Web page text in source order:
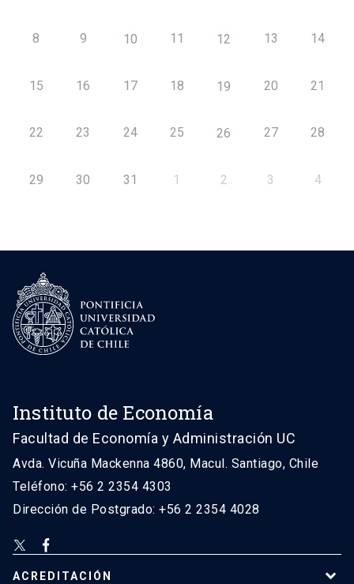
8 9 10 11 12 13 14
15 16 17 18 19 20 21
22 23 24 25 26 27 28
29 30 31 1 2 3 4
Instituto de Economía
Facultad de Economía y Administración UC
Avda. Vicuña Mackenna 4860, Macul. Santiago, Chile
Teléfono: +56 2 2354 4303
Dirección de Postgrado: +56 2 2354 4028
ACREDITACIÓN